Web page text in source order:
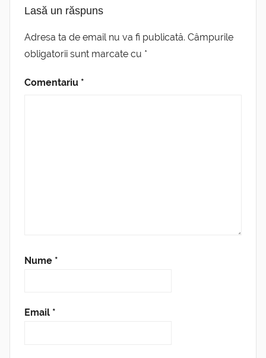
Lasă un răspuns
Adresa ta de email nu va fi publicată. Câmpurile
obligatorii sunt marcate cu *
Comentariu *
Nume *
Email *